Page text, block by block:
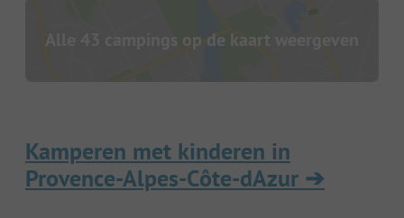
Alle 43 campings op de kaart weergeven
Kamperen met kinderen in
Provence-Alpes-Côte-dAzur ➔